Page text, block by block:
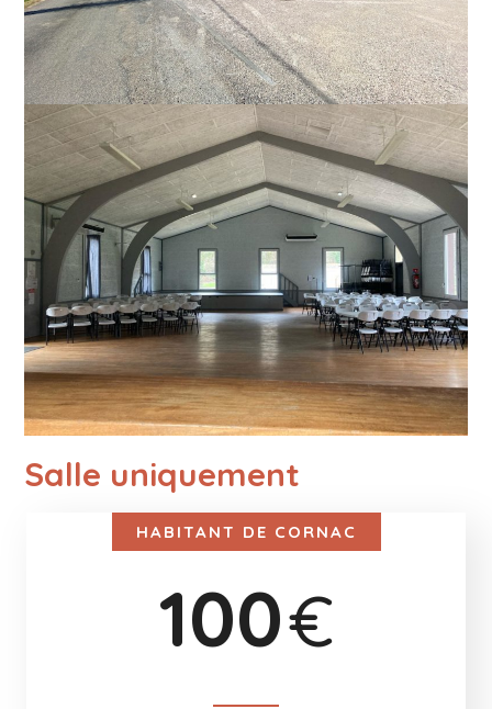
Salle uniquement
HABITANT DE CORNAC
100€